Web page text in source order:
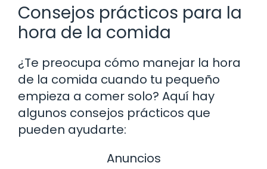
Consejos prácticos para la
hora de la comida
¿Te preocupa cómo manejar la hora
de la comida cuando tu pequeño
empieza a comer solo? Aquí hay
algunos consejos prácticos que
pueden ayudarte:
Anuncios